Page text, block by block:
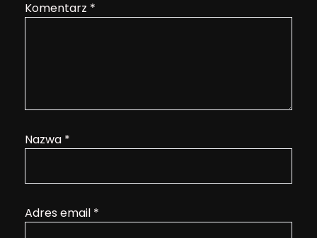
Komentarz *
Nazwa *
Adres email *